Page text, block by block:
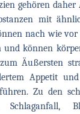
gehören
mit
nach wie
können
Äußersten
Appetit und
Zu den
Schlaganfall,